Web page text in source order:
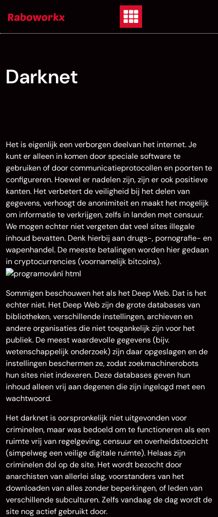
Raboworkx
Darknet
Het is eigenlijkeen verborgen deelvan het internet. Je
kunt er alleen in komen door speciale software te
gebruiken of door communicatieprotocollen en poorten te
configureren. Hoewel er nadelen zijn, zijn er ook positieve
kanten. Het verbetert de veiligheid bij het delen van
gegevens, verhoogt de anonimiteit en maakt het mogelijk
om informatie te verkrijgen, zelfs in landen met censuur.
We mogen echter niet vergeten dat veel sites illegale
inhoud bevatten. Denk hierbij aan drugs-, pornografie- en
wapenhandel. De meeste betalingen worden hier gedaan
in cryptocurrencies (voornamelijk bitcoins).
Sommigen beschouwen het als het Deep Web. Dat is het
echter niet. Het Deep Web zijn de grote databases van
bibliotheken, verschillende instellingen, archieven en
andere organisaties die niet toegankelijk zijn voor het
publiek. De meest waardevolle gegevens (bijv.
wetenschappelijk onderzoek) zijn daar opgeslagen en de
instellingen beschermen ze, zodat zoekmachinerobots
hun sites niet indexeren. Deze databases geven hun
inhoud alleen vrij aan degenen die zijn ingelogd met een
wachtwoord.
Het darknet is oorspronkelijk niet uitgevonden voor
criminelen, maar was bedoeld om te functioneren als een
ruimte vrij van regelgeving, censuur en overheidstoezicht
(simpelweg een veilige digitale ruimte). Helaas zijn
criminelen dol op de site. Het wordt bezocht door
anarchisten van allerlei slag, voorstanders van het
downloaden van alles zonder beperkingen, of leden van
verschillende subculturen. Zelfs vandaag de dag wordt de
site nog actief gebruikt door.